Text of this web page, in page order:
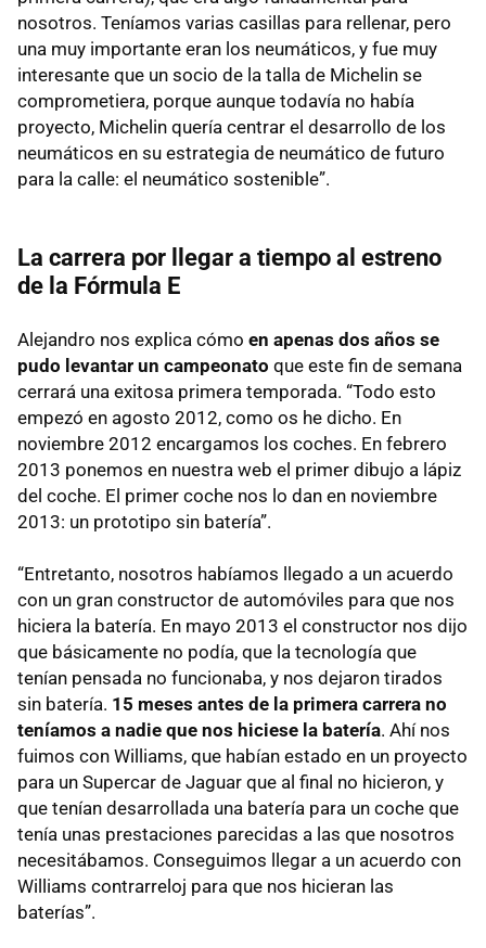
nosotros. Teníamos varias casillas para rellenar, pero
una muy importante eran los neumáticos, y fue muy
interesante que un socio de la talla de Michelin se
comprometiera, porque aunque todavía no había
proyecto, Michelin quería centrar el desarrollo de los
neumáticos en su estrategia de neumático de futuro
para la calle: el neumático sostenible”.
La carrera por llegar a tiempo al estreno
de la Fórmula E
Alejandro nos explica cómo en apenas dos años se
pudo levantar un campeonato que este fin de semana
cerrará una exitosa primera temporada. “Todo esto
empezó en agosto 2012, como os he dicho. En
noviembre 2012 encargamos los coches. En febrero
2013 ponemos en nuestra web el primer dibujo a lápiz
del coche. El primer coche nos lo dan en noviembre
2013: un prototipo sin batería”.
“Entretanto, nosotros habíamos llegado a un acuerdo
con un gran constructor de automóviles para que nos
hiciera la batería. En mayo 2013 el constructor nos dijo
que básicamente no podía, que la tecnología que
tenían pensada no funcionaba, y nos dejaron tirados
sin batería. 15 meses antes de la primera carrera no
teníamos a nadie que nos hiciese la batería. Ahí nos
fuimos con Williams, que habían estado en un proyecto
para un Supercar de Jaguar que al final no hicieron, y
que tenían desarrollada una batería para un coche que
tenía unas prestaciones parecidas a las que nosotros
necesitábamos. Conseguimos llegar a un acuerdo con
Williams contrarreloj para que nos hicieran las
baterías”.